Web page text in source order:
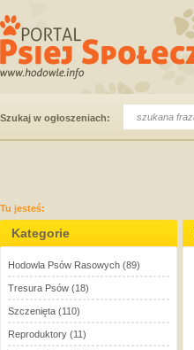
Szukaj w ogłoszeniach:
Tu jesteś:
Kategorie
Hodowla Psów Rasowych (89)
Tresura Psów (18)
Szczenięta (110)
Reproduktory (11)